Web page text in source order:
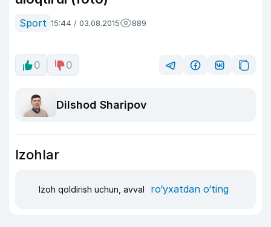
Sport 15:44 / 03.08.2015 889
0 0
Dilshod Sharipov
Izohlar
Izoh qoldirish uchun, avval ro‘yxatdan o‘ting